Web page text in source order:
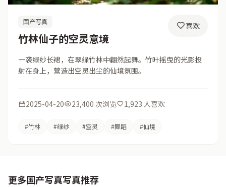
国产写真
竹林仙子的空灵意境
喜欢
一袭绿纱长裙，在翠绿竹林中翩然起舞。竹叶摇曳的光影投
射在身上，营造出空灵出尘的仙境氛围。
2025-04-20 23,400 次浏览 1,923 人喜欢
#竹林 #绿纱 #空灵 #舞蹈 #仙境
更多国产写真写真推荐